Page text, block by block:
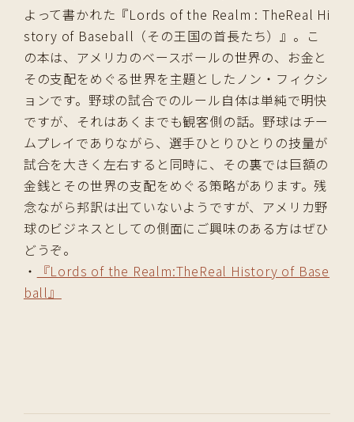
よって書かれた『Lords of the Realm : TheReal Hi
story of Baseball（その王国の首長たち）』。こ
の本は、アメリカのベースボールの世界の、お金と
その支配をめぐる世界を主題としたノン・フィクシ
ョンです。野球の試合でのルール自体は単純で明快
ですが、それはあくまでも観客側の話。野球はチー
ムプレイでありながら、選手ひとりひとりの技量が
試合を大きく左右すると同時に、その裏では巨額の
金銭とその世界の支配をめぐる策略があります。残
念ながら邦訳は出ていないようですが、アメリカ野
球のビジネスとしての側面にご興味のある方はぜひ
どうぞ。
・
『Lords of the Realm:TheReal History of Base
ball』